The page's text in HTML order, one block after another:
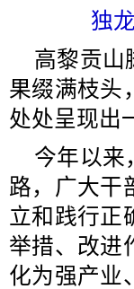
独
高黎贡山
果缀满枝头
处处呈现出
今年以来
路，广大干
立和践行正
举措、改进
化为强产业